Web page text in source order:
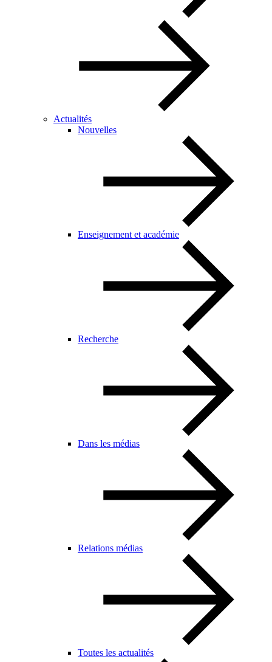
Actualités
Nouvelles
Enseignement et académie
Recherche
Dans les médias
Relations médias
Toutes les actualités